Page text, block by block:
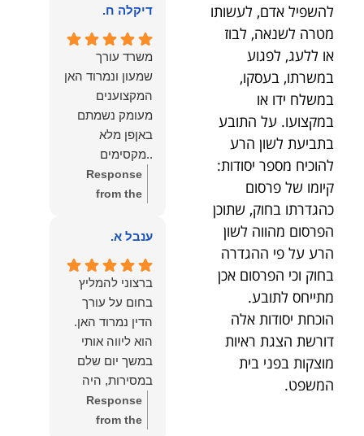
להשפיל אדם, לעשותו
מטרה לשנאה, לבוז
או ללעג, לפגוע
במשרתו, בעסקו,
במשלח ידו או
במקצועו. על התובע
בתביעת לשון הרע
להוכיח מספר יסודות:
קיומו של פרסום
כהגדרתו בחוק, שתוכן
הפרסום מהווה לשון
הרע על פי ההגדרה
בחוק וכי הפרסום אכן
מתייחס לתובע.
הוכחת יסודות אלה
דורשת הצגת ראיות
מוצקות בפני בית
המשפט.
דיקלה ח.
משרד עורך
שמעון ונמרוד האן
המקצוענים
מעומק נשמתם
באןפן מלא
..מקסימים
ונעימים אוזן
קשבת, ונונתנים
מלא ואמיתי..שפו
עליכם..אני
שמחה שאתם
איתי ותזכו לטוב
כפי
שאתם....תבורכו
ברכה והצלחה
וחיבוק ממני🙂😘
💓
Response
from the
רבה על המילים
והמרגשות.
שמחנו מאוד
לקרוא את
דברייך. אנו
מעריכים את
האמון שנתת בנו
ונמשיך לעמוד
לצידך וללוות
אותך במסירות.
ענבל א.
ברצוני להמליץ
בחום על עורך
הדין נמרוד האן.
הוא ליווה אותי
במשך יום שלם
במסירות, היה
זמין לכל שאלה,
הכווין אותי בכל
Response
from the